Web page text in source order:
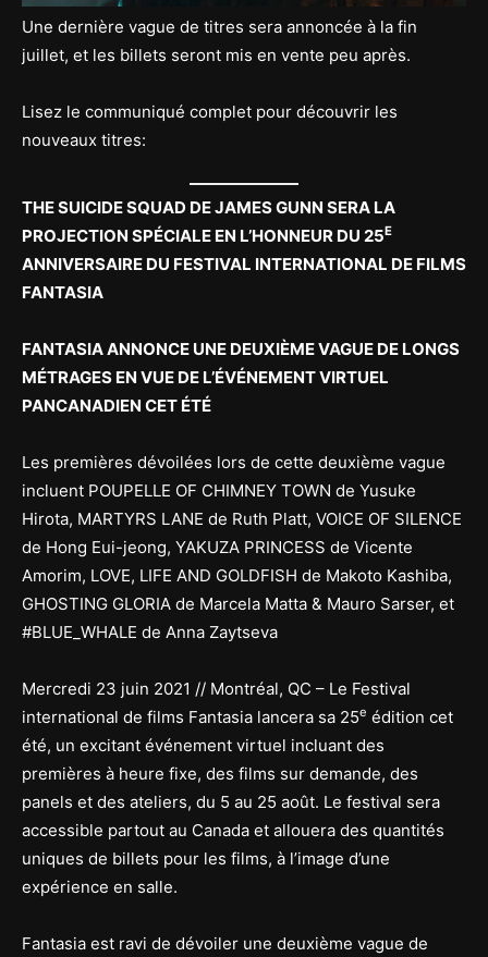
Une dernière vague de titres sera annoncée à la fin
juillet, et les billets seront mis en vente peu après.
Lisez le communiqué complet pour découvrir les
nouveaux titres:
THE SUICIDE SQUAD DE JAMES GUNN SERA LA
PROJECTION SPÉCIALE EN L’HONNEUR DU 25E
ANNIVERSAIRE DU FESTIVAL INTERNATIONAL DE FILMS
FANTASIA
FANTASIA ANNONCE UNE DEUXIÈME VAGUE DE LONGS
MÉTRAGES EN VUE DE L’ÉVÉNEMENT VIRTUEL
PANCANADIEN CET ÉTÉ
Les premières dévoilées lors de cette deuxième vague
incluent POUPELLE OF CHIMNEY TOWN de Yusuke
Hirota, MARTYRS LANE de Ruth Platt, VOICE OF SILENCE
de Hong Eui-jeong, YAKUZA PRINCESS de Vicente
Amorim, LOVE, LIFE AND GOLDFISH de Makoto Kashiba,
GHOSTING GLORIA de Marcela Matta & Mauro Sarser, et
#BLUE_WHALE de Anna Zaytseva
Mercredi 23 juin 2021 // Montréal, QC – Le Festival
international de films Fantasia lancera sa 25e édition cet
été, un excitant événement virtuel incluant des
premières à heure fixe, des films sur demande, des
panels et des ateliers, du 5 au 25 août. Le festival sera
accessible partout au Canada et allouera des quantités
uniques de billets pour les films, à l’image d’une
expérience en salle.
Fantasia est ravi de dévoiler une deuxième vague de